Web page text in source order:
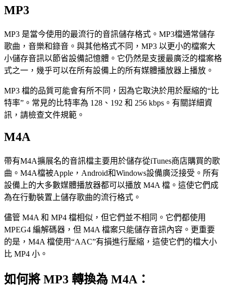
MP3
MP3 是當今使用的最流行的音訊儲存格式。MP3檔通常儲存
歌曲，音樂和錄音。與其他格式不同，MP3 以更小的檔案大
小儲存音訊以節省設備記憶體。它仍然是支援最廣泛的檔案格
式之一，幾乎可以在所有設備上的所有媒體播放器上播放。
MP3 檔的品質可能會有所不同，因為它取決於用於壓縮的“比
特率”。常見的比特率為 128、192 和 256 kbps。有關詳細資
訊，請檢查文件規範。
M4A
帶有M4A擴展名的音訊檔主要用於儲存從iTunes商店購買的歌
曲。M4A檔被Apple，Android和Windows設備廣泛接受。所有
設備上的大多數媒體播放器都可以播放 M4A 檔。這使它們成
為在行動裝置上儲存歌曲的流行格式。
儘管 M4A 和 MP4 檔相似，但它們並不相同。它們都使用
MPEG4 編解碼器，但 M4A 檔案只能儲存音訊內容。更重要
的是，M4A 檔使用“AAC”有損進行壓縮，這使它們的檔大小
比 MP4 小。
如何將 MP3 轉換為 M4A：